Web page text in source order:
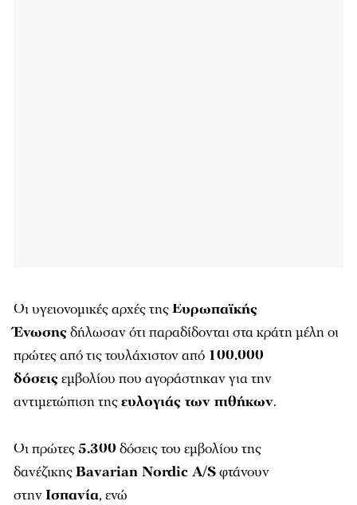
Οι υγειονομικές αρχές τηςΕυρωπαϊκής
Ένωσηςδήλωσαν ότι παραδίδονται στα κράτη μέλη οι
πρώτες από τις τουλάχιστον από 100.000
δόσειςεμβολίου που αγοράστηκαν για την
αντιμετώπιση τηςευλογιάς των πιθήκων.
Οι πρώτες5.300 δόσεις του εμβολίου της
δανέζικηςBavarian Nordic A/Sφτάνουν
στην Ισπανία, ενώ